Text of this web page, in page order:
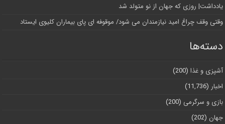
یادداشت| روزی که جهان از نو متولد شد
وقتی وقف چراغ امید نیازمندان می شود/ موقوفه ای پای بیماران کلیوی ایستاد
دسته‌ها
آشپزی و غذا (200)
اخبار (11,736)
بازی و سرگرمی (200)
جهان (202)